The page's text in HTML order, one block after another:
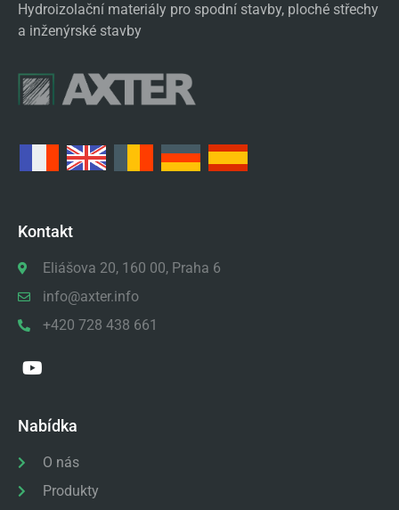
Hydroizolační materiály pro spodní stavby, ploché střechy
a inženýrské stavby
Kontakt
Eliášova 20, 160 00, Praha 6
info@axter.info
+420 728 438 661
Nabídka
O nás
Produkty